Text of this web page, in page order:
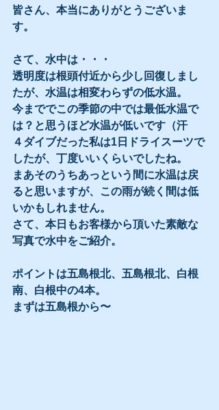
皆さん、本当にありがとうございま
す。
さて、水中は・・・
透明度は根頭付近から少し回復しまし
たが、水温は相変わらずの低水温。
今まででこの季節の中では最低水温で
は？と思うほど水温が低いです（汗
４ダイブだった私は1日ドライスーツで
したが、丁度いいくらいでしたね。
まあそのうちあっという間に水温は戻
ると思いますが、この雨が続く間は低
いかもしれません。
さて、本日もお客様から頂いた素敵な
写真で水中をご紹介。
ポイントは五島根北、五島根北、白根
南、白根中の4本。
まずは五島根から〜